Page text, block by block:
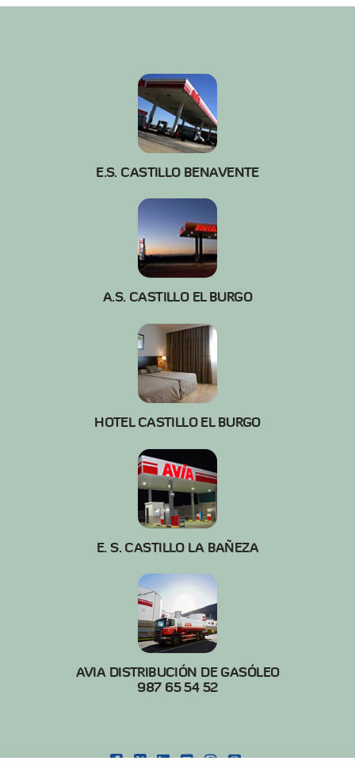
E.S. CASTILLO BENAVENTE
A.S. CASTILLO EL BURGO
HOTEL CASTILLO EL BURGO
E. S. CASTILLO LA BAÑEZA
AVIA DISTRIBUCIÓN DE GASÓLEO
987 65 54 52